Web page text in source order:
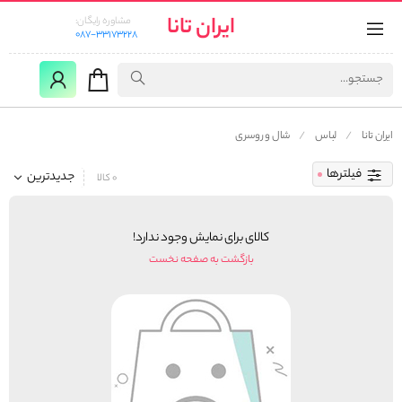
ایران تانا
مشاوره رایگان:
087-33173228
ایران تانا لباس شال و روسری
فیلترها جدیدترین 0 کالا
کالای برای نمایش وجود ندارد!
بازگشت به صفحه نخست